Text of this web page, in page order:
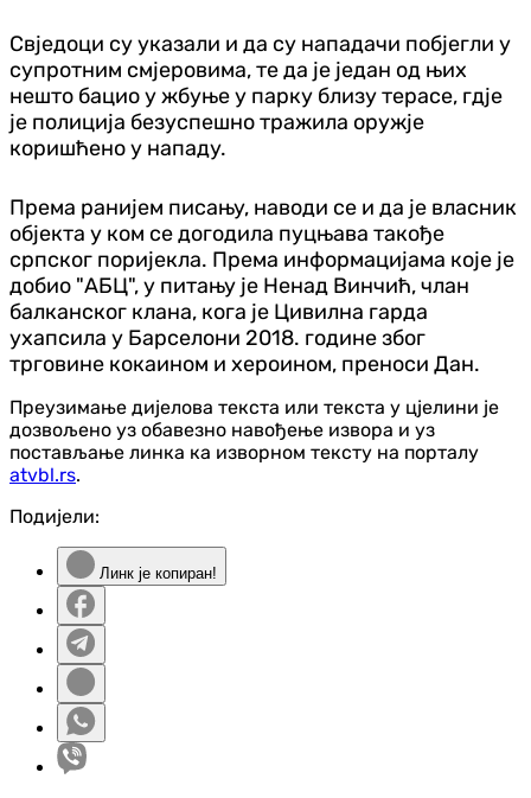
Свједоци су указали и да су нападачи побјегли у
супротним смјеровима, те да је један од њих
нешто бацио у жбуње у парку близу терасе, гдје
је полиција безуспешно тражила оружје
коришћено у нападу.
Према ранијем писању, наводи се и да је власник
објекта у ком се догодила пуцњава такође
српског поријекла. Према информацијама које је
добио "АБЦ", у питању је Ненад Винчић, члан
балканског клана, кога је Цивилна гарда
ухапсила у Барселони 2018. године због
трговине кокаином и хероином, преноси Дан.
Преузимање дијелова текста или текста у цјелини је
дозвољено уз обавезно навођење извора и уз
постављање линка ка изворном тексту на порталу
atvbl.rs.
Подијели:
Линк је копиран!